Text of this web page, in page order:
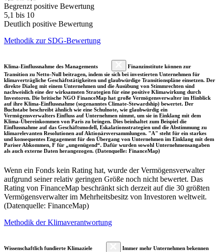
Begrenzt positive Bewertung
5,1 bis 10
Deutlich positive Bewertung
Methodik zur SDG-Bewertung
Klima-Einflussnahme des Managements
Finanzinstitute können zur
Transition zu Netto-Null beitragen, indem sie sich bei investierten Unternehmen für
klimaverträgliche Geschäftstätigkeiten und glaubwürdige Transitionspläne einsetzen. Der
direkte Dialog mit einem Unternehmen und die Ausübung von Stimmrechten sind
nachweislich eine der wirksamsten Strategien für eine positive Klimawirkung durch
Investoren. Die britische NGO FinanceMap hat große Vermögensverwalter im Hinblick
auf ihre Klima-Einflussnahme (sogenanntes Climate-Stewardship) bewertet. Der
Buchstabe beschreibt ähnlich wie eine Schulnote, wie glaubwürdig ein
Vermögensverwalters Einfluss auf Unternehmen nimmt, um sie in Einklang mit dem
Klima-Übereinkommen von Paris zu bringen. Dies beinhaltet zum Beispiel die
Einflussnahme auf das Geschäftsmodell, Eskalationsstrategien und die Abstimmung zu
klimarelevanten Resolutionen auf Aktionärsversammlungen. "A" steht für ein starkes
und konsequentes Engagement für den Übergang von Unternehmen im Einklang mit dem
Pariser Abkommen, F für „ungenügend“. Dafür wurden sowohl Unternehmensangaben
als auch externe Daten herangezogen. (Datenquelle: FinanceMap)
Wenn ein Fonds kein Rating hat, wurde der Vermögensverwalter
aufgrund seiner relativ geringen Größe noch nicht bewertet. Das
Rating von FinanceMap beschränkt sich derzeit auf die 30 größten
Vermögensverwalter im Mehrheitsbesitz von Investoren weltweit.
(Datenquelle: FinanceMap)
Methodik der Klimaverantwortung
Wissenschaftlich fundierte Klimaziele
Immer mehr Unternehmen bekennen